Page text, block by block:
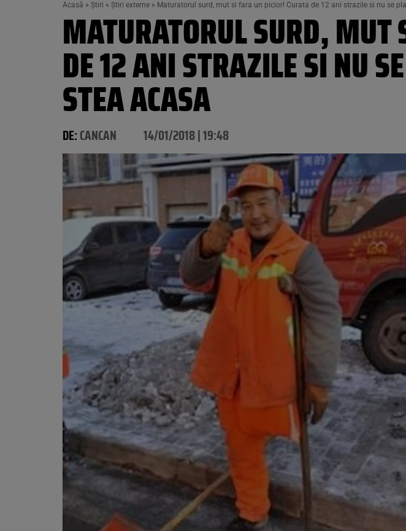
Acasă » Știri » Știri externe » Maturatorul surd, mut si fara un picior! Curata de 12 ani strazile si nu se
MATURATORUL SURD, MUT
DE 12 ANI STRAZILE SI NU
STEA ACASA
DE:CANCAN 14/01/2018 | 19:48